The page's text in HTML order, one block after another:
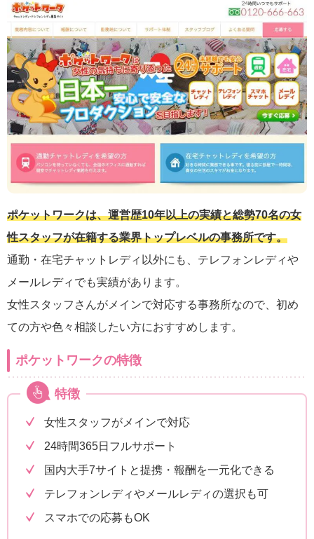
ポケットワークは、運営歴10年以上の実績と総勢70名の女
性スタッフが在籍する業界トップレベルの事務所です。
通勤・在宅チャットレディ以外にも、テレフォンレディや
メールレディでも実績があります。
女性スタッフさんがメインで対応する事務所なので、初め
ての方や色々相談したい方におすすめします。
ポケットワークの特徴
特徴
女性スタッフがメインで対応
24時間365日フルサポート
国内大手7サイトと提携・報酬を一元化できる
テレフォンレディやメールレディの選択も可
スマホでの応募もOK